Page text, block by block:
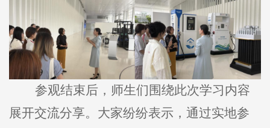
参观结束后，师生们围绕此次学习内容
展开交流分享。大家纷纷表示，通过实地参